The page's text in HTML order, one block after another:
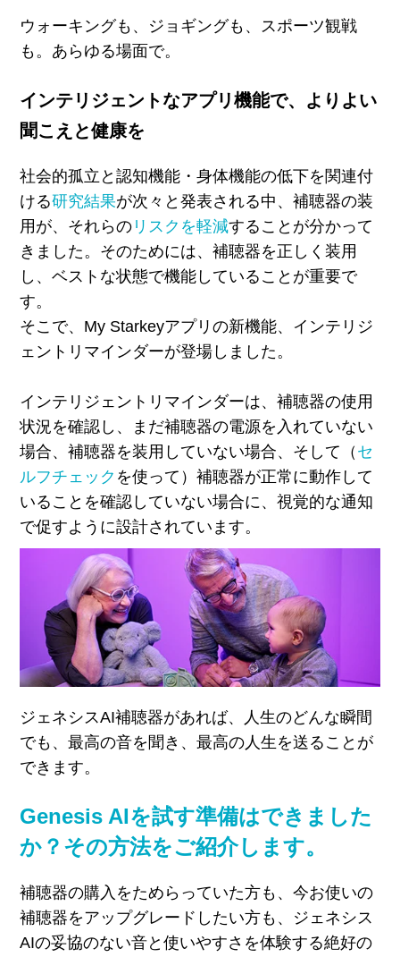
ウォーキングも、ジョギングも、スポーツ観戦
も。あらゆる場面で。
インテリジェントなアプリ機能で、よりよい
聞こえと健康を
社会的孤立と認知機能・身体機能の低下を関連付
ける研究結果が次々と発表される中、補聴器の装
用が、それらのリスクを軽減することが分かって
きました。そのためには、補聴器を正しく装用
し、ベストな状態で機能していることが重要で
す。
そこで、 My Starkeyアプリの新機能、インテリジ
ェントリマインダーが登場しました。
インテリジェントリマインダーは、補聴器の使用
状況を確認し、まだ補聴器の電源を入れていない
場合、補聴器を装用していない場合、そして（ セ
ルフチェック を使って）補聴器が正常に動作して
いることを確認していない場合に、視覚的な通知
で促すように設計されています。
ジェネシスAI補聴器があれば、人生のどんな瞬間
でも、最高の音を聞き、最高の人生を送ることが
できます。
Genesis AIを試す準備はできました
か？その方法をご紹介します。
補聴器の購入をためらっていた方も、今お使いの
補聴器をアップグレードしたい方も、ジェネシス
AIの妥協のない音と使いやすさを体験する絶好の